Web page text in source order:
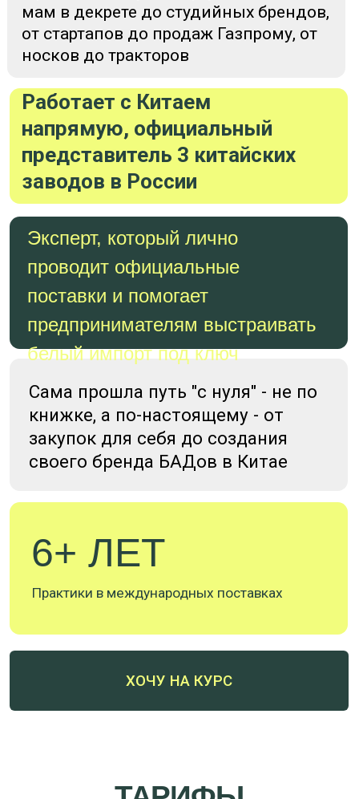
Доступ к урокам и всем материалам курса –
12 месяцев с момента оплаты
повторить процесс самостоятельно для любых
будущих поставок
Сопровождение основной поставки:
всех необходимых договоров и документов
Организация ввоза образцов и сопровождение
сопровождение прохождения сертификации
Помощь в открытии счёта и официальном
Подбор надёжного завода под ваш товар в
Китае и полное согласование условий поставки
с фабрикой или работа с уже выбранной
фабрикой
Плюс -личная часовая онлайн консультация
с Анной
Обратная связь - закрытый тг-чат-
поддержка эксперта и кураторов в течение 3х
месяцев
9 месяцевс момента оплаты
Все необходимые
шаблоны документов и
образцы их заполнения
(договора, инвойсы,
спецификации, пэкинг листы, маркировки)
центры и транспортные компании)
95 000
РУБ
69 990
РУБ
ЗАБРАТЬ МЕСТО